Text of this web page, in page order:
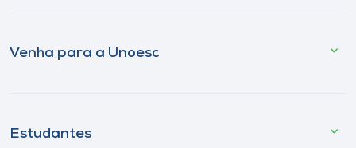
Venha para a Unoesc
Estudantes